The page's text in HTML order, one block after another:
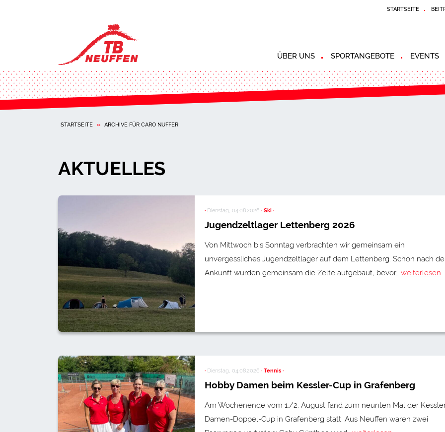
STARTSEITE
ÜBER UNS SPORTANGEBOTE EVENTS
STARTSEITE » ARCHIVE FÜR CARO NUFFER
AKTUELLES
·Dienstag, 04.08.2026 · Ski ·
Jugendzeltlager Lettenberg 2026
Von Mittwoch bis Sonntag verbrachten wir gemeinsam ein
unvergessliches Jugendzeltlager auf dem Lettenberg. Schon nach
Ankunft wurden gemeinsam die Zelte aufgebaut, bevor… weiterlesen
·Dienstag, 04.08.2026 · Tennis ·
Hobby Damen beim Kessler-Cup in Grafenberg
Am Wochenende vom 1./2. August fand zum neunten Mal der
Damen-Doppel-Cup in Grafenberg statt. Aus Neuffen waren zwei